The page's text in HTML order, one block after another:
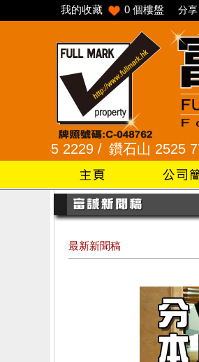
我的收藏 0 個樓盤 分享
鑽石山 2525 7722 /發
最新新聞稿